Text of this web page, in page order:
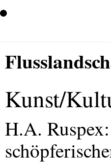
Kunst/
H.A.